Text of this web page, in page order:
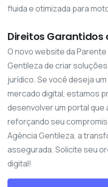
fluida e otimizada para
Direitos
O novo website da
Gentileza de criar
jurídico. Se você deseja
mercado digital, estamos
desenvolver um portal
reforçando seu
Agência Gentileza, a
assegurada. Solicite seu
digital!